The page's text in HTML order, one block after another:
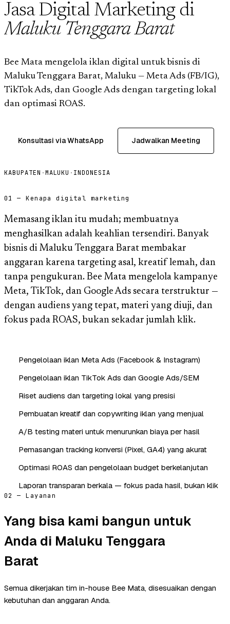
Jasa Digital Marketing di
Maluku Tenggara Barat
Bee Mata mengelola iklan digital untuk bisnis di
Maluku Tenggara Barat, Maluku — Meta Ads (FB/IG),
TikTok Ads, dan Google Ads dengan targeting lokal
dan optimasi ROAS.
Konsultasi via WhatsApp Jadwalkan Meeting
KABUPATEN ·MALUKU · INDONESIA
01 — Kenapa digital marketing
Memasang iklan itu mudah; membuatnya
menghasilkan adalah keahlian tersendiri. Banyak
bisnis di Maluku Tenggara Barat membakar
anggaran karena targeting asal, kreatif lemah, dan
tanpa pengukuran. Bee Mata mengelola kampanye
Meta, TikTok, dan Google Ads secara terstruktur —
dengan audiens yang tepat, materi yang diuji, dan
fokus pada ROAS, bukan sekadar jumlah klik.
Pengelolaan iklan Meta Ads (Facebook & Instagram)
Pengelolaan iklan TikTok Ads dan Google Ads/SEM
Riset audiens dan targeting lokal yang presisi
Pembuatan kreatif dan copywriting iklan yang menjual
A/B testing materi untuk menurunkan biaya per hasil
Pemasangan tracking konversi (Pixel, GA4) yang akurat
Optimasi ROAS dan pengelolaan budget berkelanjutan
Laporan transparan berkala — fokus pada hasil, bukan klik
02 — Layanan
Yang bisa kami bangun untuk
Anda di Maluku Tenggara
Barat
Semua dikerjakan tim in-house Bee Mata, disesuaikan dengan
kebutuhan dan anggaran Anda.